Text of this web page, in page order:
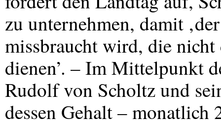
zu unternehmen, damit
missbraucht wird, die
dienen’. – Im Mittelpunkt
Rudolf von Scholtz und
dessen Gehalt –